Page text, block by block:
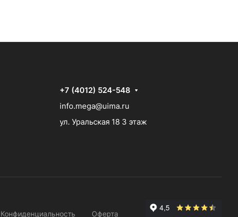
+7 (4012) 524-548
info.mega@uima.ru
ул. Уральская 18 3 этаж
Конфиденциальность Оферта